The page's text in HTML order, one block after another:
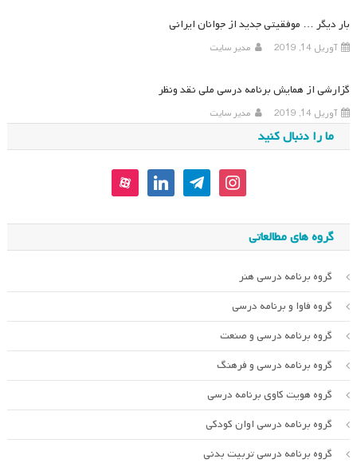
بار دیگر … موفقیتی جدید از جوانان ایرانی
آوریل 14, 2019 مدیر سایت
گزارشی از همایش برنامه درسی ملی نقد ونظر
آوریل 14, 2019 مدیر سایت
ما را دنبال کنید
instagram
telegram
linkedin
aparat
گروه های مطالعاتی
گروه برنامه درسی هنر
گروه فاوا و برنامه درسی
گروه برنامه درسی و صنعت
گروه برنامه درسی و فرهنگ
گروه هویت کاوی برنامه درسی
گروه برنامه درسی اوان کودکی
گروه برنامه درسی تربیت بدنی